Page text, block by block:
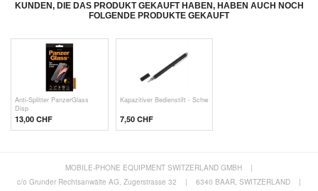
KUNDEN, DIE DAS PRODUKT GEKAUFT HABEN, HABEN AUCH NOCH
FOLGENDE PRODUKTE GEKAUFT
Anti-Splitter PanzerGlass
Disp
13,00 CHF
Kapazitiver Bedienstift - Schw
7,50 CHF
MOBILE-PHONE EQUIPMENT SWITZERLAND GMBH
|
c/o Grunder Rechtsanwälte AG, Zugerstrasse 32
| 6340 BAAR, SWITZERLAND
|